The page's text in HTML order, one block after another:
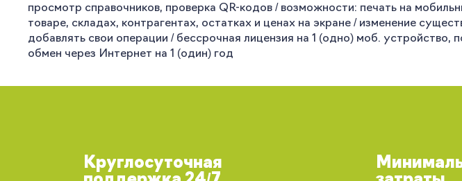
просмотр справочников, проверка QR-кодов / возможности: печать на
товаре, складах, контрагентах, остатках и ценах на экране / изменение
добавлять свои операции / бессрочная лицензия на 1 (одно) моб. устройство,
обмен через Интернет на 1 (один) год
Круглосуточная